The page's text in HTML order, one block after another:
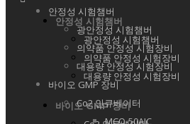
안정성 시험챔버
광안정성 시험챔버
의약품 안정성 시험장비
대용량 안정성 시험장비
바이오 GMP 장비
안정성 시험챔버
광안정성 시험챔버
의약품 안정성 시험장비
대용량 안정성 시험장비
바이오 GMP 장비
Co2 인큐베이터
MCO-50AIC